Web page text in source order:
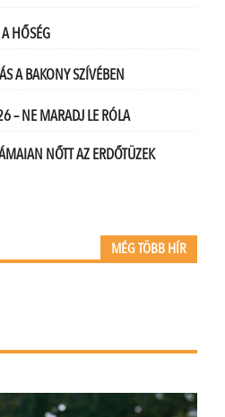
HŐSÉG
A BAKONY SZÍVÉBEN
– NE MARADJ LE RÓLA
NŐTT AZ ERDŐTÜZEK
MÉG TÖBB HÍR